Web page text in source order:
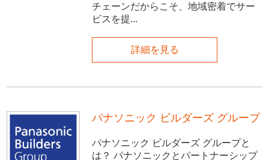
チェーンだからこそ、地域密着でサー
ビスを提...
詳細を見る
パナソニック ビルダーズ グループ
パナソニック ビルダーズ グループと
は？ パナソニックとパートナーシップ